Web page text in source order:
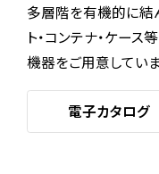
多層階を有機的に結
ト・コンテナ・ケー
機器をご用意していま
電子カタログ